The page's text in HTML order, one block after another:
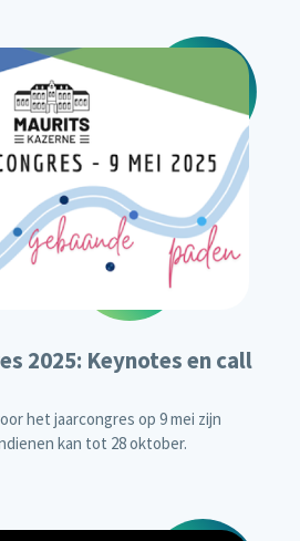
2025: Keynotes en call
het jaarcongres op 9 mei zijn
kan tot 28 oktober.